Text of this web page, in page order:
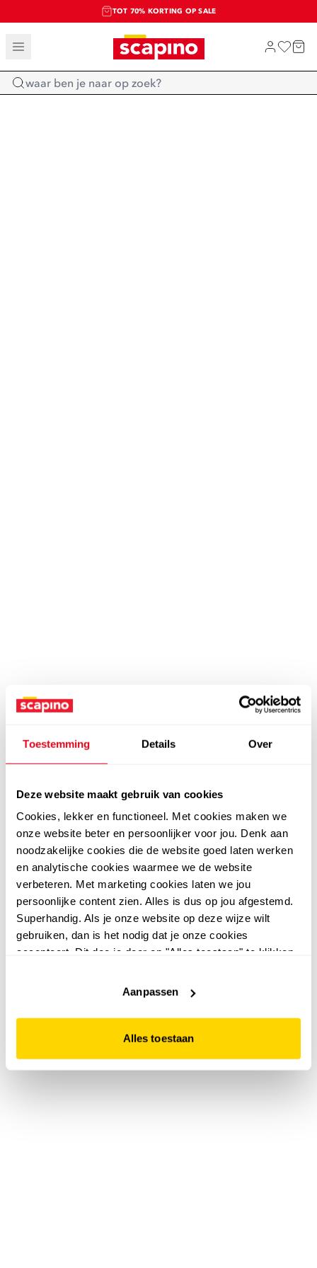
Toestemming Details Over
Deze website maakt gebruik van cookies
Cookies, lekker en functioneel. Met cookies maken we
onze website beter en persoonlijker voor jou. Denk aan
noodzakelijke cookies die de website goed laten werken
en analytische cookies waarmee we de website
verbeteren. Met marketing cookies laten we jou
persoonlijke content zien. Alles is dus op jou afgestemd.
Superhandig. Als je onze website op deze wijze wilt
gebruiken, dan is het nodig dat je onze cookies
accepteert. Dit doe je door op "Alles toestaan" te klikken.
website niet optimaal functioneert.
Aanpassen
Alles toestaan
TOT 70% KORTING OP SALE
SALE: LAATSTE KANS!
SHOP NIEUW
Home